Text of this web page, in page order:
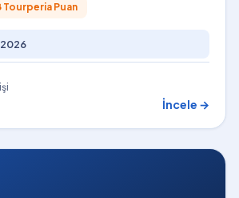
Tourperia Puan
2026
İncele →